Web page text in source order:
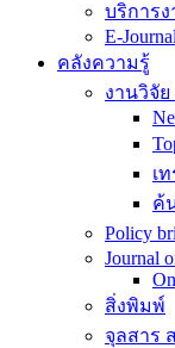
บริการ
E-Journal
คลังความรู้
งานวิจัย
เ
ค้
Policy
Journal
สิ่งพิมพ์
จุลสาร